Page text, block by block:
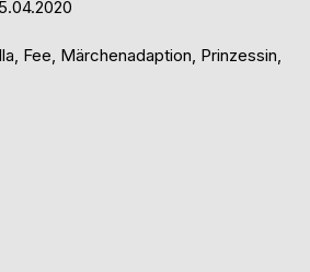
Fee, Märchenadaption, Prinzessin,